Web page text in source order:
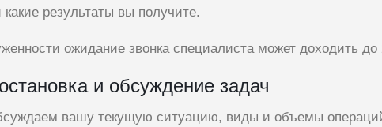
результаты вы получите.
ожидание звонка специалиста может доходить до
и обсуждение задач
вашу текущую ситуацию, виды и объемы